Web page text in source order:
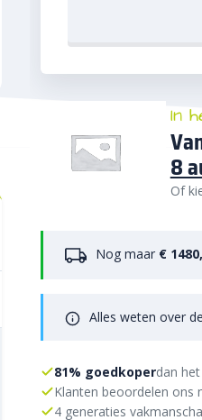
In
8
Of
Nog maar €
Alles weten over
81% goedkoperdan
Klanten beoordelen ons
4 generaties